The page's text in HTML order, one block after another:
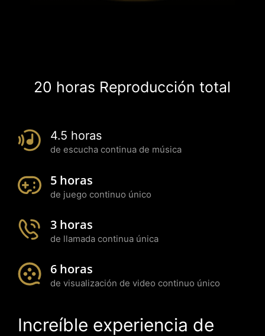
20 horas Reproducción total
4.5 horas
de escucha continua de música
5 horas
de juego continuo único
3 horas
de llamada continua única
6 horas
de visualización de video continuo único
Increíble experiencia de